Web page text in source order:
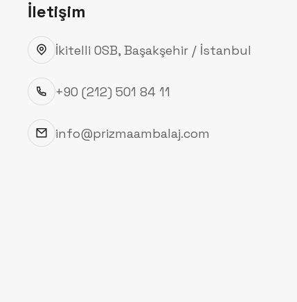
İletişim
İkitelli OSB, Başakşehir / İstanbul
+90 (212) 501 84 11
info@prizmaambalaj.com